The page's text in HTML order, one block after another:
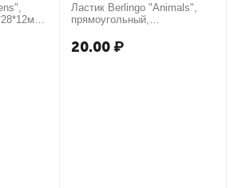
Ластик Berlingo "Animals",
прямоугольный,
28*18*10мм
20.00₽